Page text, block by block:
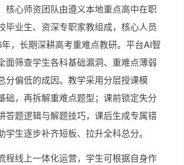
核心师资团队由遵义本地重点高中在职
毕业生、资深专职家教组成，核心人员
，长期深耕高考重难点教研。平台AI智
面筛查学生各科基础漏洞、重难点薄弱
分偏低的成因。教学采用分层授课模
础，再拆解重难点题型；课前锁定失分
答题逻辑与解题技巧，课后生成专属错
学生逐步补齐短板、拉升全科总分。
程线上一体化运营，学生可根据自身作